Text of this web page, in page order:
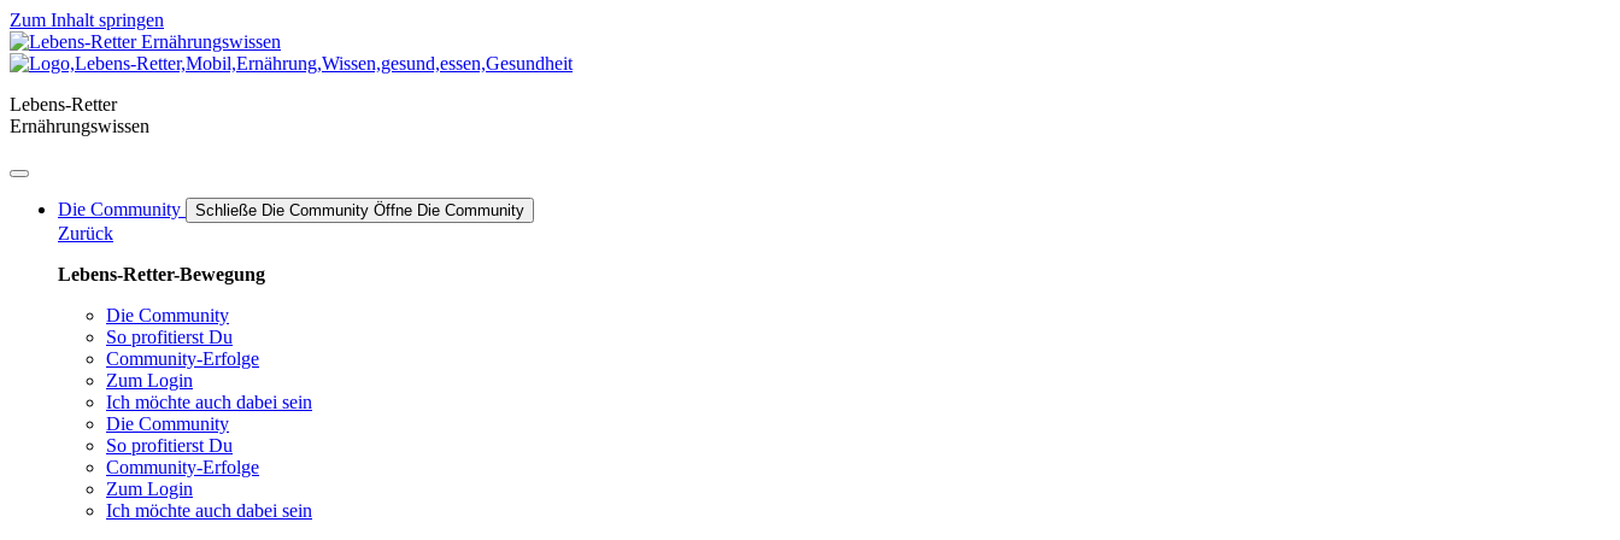
Zum Inhalt springen
Lebens-Retter
Ernährungswissen
Die Community Schließe Die Community Öffne Die Community
Zurück
Lebens-Retter-Bewegung
Die Community
So profitierst Du
Community-Erfolge
Zum Login
Ich möchte auch dabei sein
Die Community
So profitierst Du
Community-Erfolge
Zum Login
Ich möchte auch dabei sein